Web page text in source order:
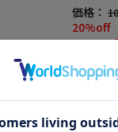
価格：
20%off
WEB価格：
★2点目